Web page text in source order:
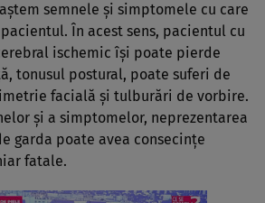
semnele și simptomele cu care
În acest sens, pacientul cu
ischemic își poate pierde
tonusul postural, poate suferi de
facială și tulburări de vorbire.
și a simptomelor, neprezentarea
garda poate avea consecințe
fatale.